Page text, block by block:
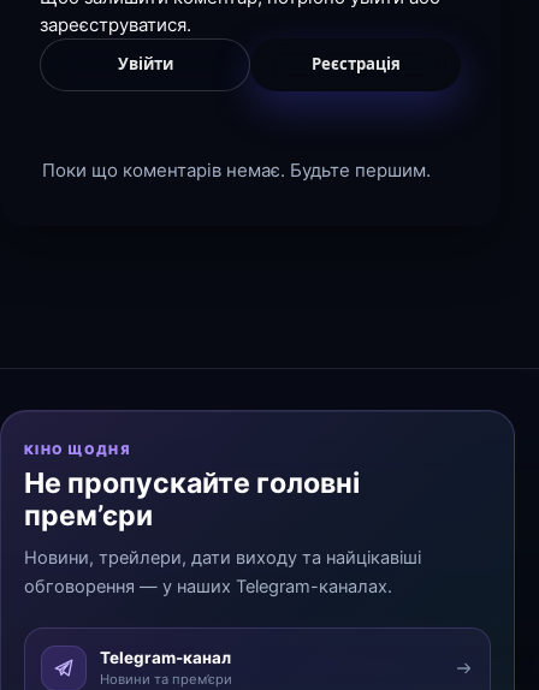
зареєструватися.
Увійти Реєстрація
Поки що коментарів немає. Будьте першим.
КІНО ЩОДНЯ
Не пропускайте головні
прем’єри
Новини, трейлери, дати виходу та найцікавіші
обговорення — у наших Telegram-каналах.
Telegram-канал
Новини та прем’єри